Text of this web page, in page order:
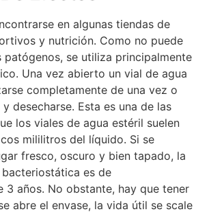
en algunas tiendas de
y nutrición. Como no puede
patógenos, se utiliza principalmente
Una vez abierto un vial de agua
completamente de una vez o
desecharse. Esta es una de las
los viales de agua estéril suelen
mililitros del líquido. Si se
fresco, oscuro y bien tapado, la
es de
3 años. No obstante, hay que tener
abre el envase, la vida útil se scale